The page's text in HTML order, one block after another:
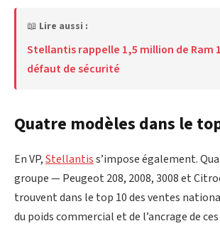
📖 Lire aussi :
Stellantis rappelle 1,5 million de Ram
défaut de sécurité
Quatre modèles dans le
En VP,Stellantiss’impose également.
groupe — Peugeot 208, 2008, 3008 et
trouvent dans le top 10 des ventes
du poids commercial et de l’ancrage de